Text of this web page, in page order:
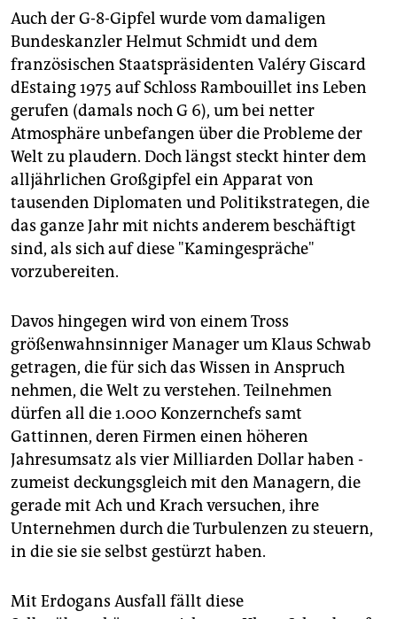
Auch der G-8-Gipfel wurde vom damaligen
Bundeskanzler Helmut Schmidt und dem
französischen Staatspräsidenten Valéry Giscard
dEstaing 1975 auf Schloss Rambouillet ins Leben
gerufen (damals noch G 6), um bei netter
Atmosphäre unbefangen über die Probleme der
Welt zu plaudern. Doch längst steckt hinter dem
alljährlichen Großgipfel ein Apparat von
tausenden Diplomaten und Politikstrategen, die
das ganze Jahr mit nichts anderem beschäftigt
sind, als sich auf diese "Kamingespräche"
vorzubereiten.
Davos hingegen wird von einem Tross
größenwahnsinniger Manager um Klaus Schwab
getragen, die für sich das Wissen in Anspruch
nehmen, die Welt zu verstehen. Teilnehmen
dürfen all die 1.000 Konzernchefs samt
Gattinnen, deren Firmen einen höheren
Jahresumsatz als vier Milliarden Dollar haben -
zumeist deckungsgleich mit den Managern, die
gerade mit Ach und Krach versuchen, ihre
Unternehmen durch die Turbulenzen zu steuern,
in die sie sie selbst gestürzt haben.
Mit Erdogans Ausfall fällt diese